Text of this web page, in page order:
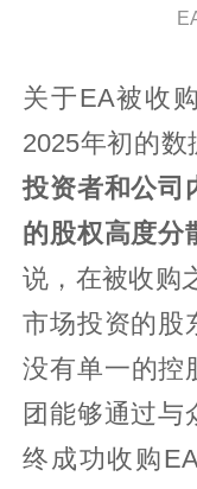
关于EA被收
2025年初的数
投资者和公司
的股权高度分
说，在被收购
市场投资的股
没有单一的
团能够通过与
终成功收购